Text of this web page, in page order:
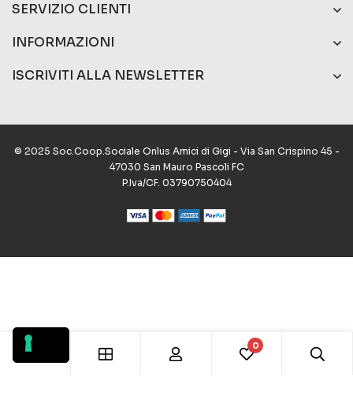
SERVIZIO CLIENTI
INFORMAZIONI
ISCRIVITI ALLA NEWSLETTER
© 2025 Soc.Coop.Sociale Onlus Amici di Gigi - Via San Crispino 45 -
47030 San Mauro Pascoli FC
P.Iva/CF. 03790750404
0